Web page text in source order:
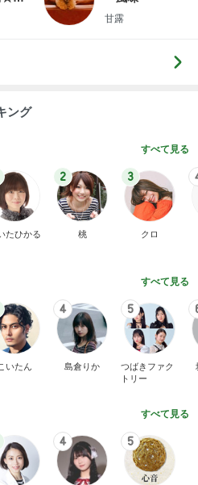
甘露
ング
すべて見る
たひかる
2
桃
3
クロ
すべて見る
いたん
4
島倉りか
5
つばきファク
トリー
すべて見る
4 5